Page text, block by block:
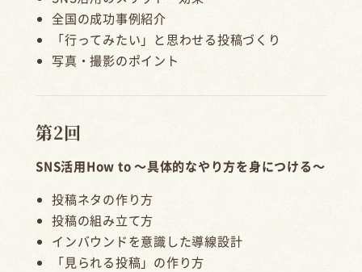
全国の成功事例紹介
「行ってみたい」と思わせる投稿づくり
写真・撮影のポイント
第2回
SNS活用How to ～具体的なやり方を身につける～
投稿ネタの作り方
投稿の組み立て方
インバウンドを意識した導線設計
「見られる投稿」の作り方